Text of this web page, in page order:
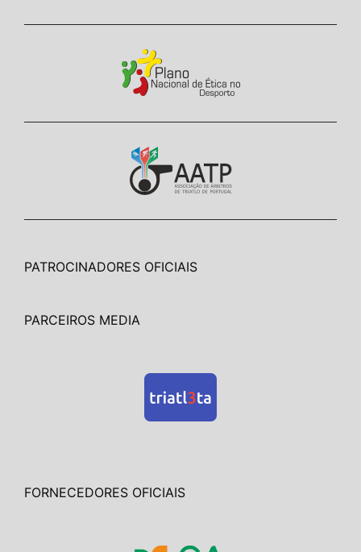
PATROCINADORES OFICIAIS
PARCEIROS MEDIA
FORNECEDORES OFICIAIS